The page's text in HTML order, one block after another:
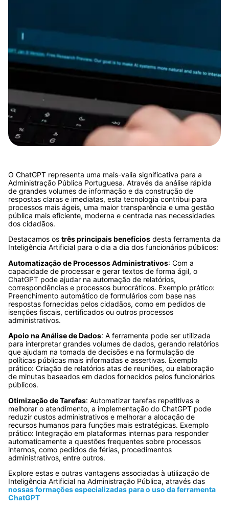
O ChatGPT representa uma mais-valia significativa para a
Administração Pública Portuguesa. Através da análise rápida
de grandes volumes de informação e da construção de
respostas claras e imediatas, esta tecnologia contribui para
processos mais ágeis, uma maior transparência e uma gestão
pública mais eficiente, moderna e centrada nas necessidades
dos cidadãos.
Destacamos os três principais benefícios desta ferramenta da
Inteligência Artificial para o dia a dia dos funcionários públicos:
Automatização de Processos Administrativos: Com a
capacidade de processar e gerar textos de forma ágil, o
ChatGPT pode ajudar na automação de relatórios,
correspondências e processos burocráticos. Exemplo prático:
Preenchimento automático de formulários com base nas
respostas fornecidas pelos cidadãos, como em pedidos de
isenções fiscais, certificados ou outros processos
administrativos.
Apoio na Análise de Dados: A ferramenta pode ser utilizada
para interpretar grandes volumes de dados, gerando relatórios
que ajudam na tomada de decisões e na formulação de
políticas públicas mais informadas e assertivas. Exemplo
prático: Criação de relatórios atas de reuniões, ou elaboração
de minutas baseados em dados fornecidos pelos funcionários
públicos.
Otimização de Tarefas: Automatizar tarefas repetitivas e
melhorar o atendimento, a implementação do ChatGPT pode
reduzir custos administrativos e melhorar a alocação de
recursos humanos para funções mais estratégicas. Exemplo
prático: Integração em plataformas internas para responder
automaticamente a questões frequentes sobre processos
internos, como pedidos de férias, procedimentos
administrativos, entre outros.
Explore estas e outras vantagens associadas à utilização de
Inteligência Artificial na Administração Pública, através das
nossas formações especializadas para o uso da ferramenta
ChatGPT